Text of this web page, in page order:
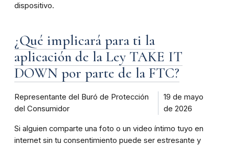
dispositivo.
¿Qué implicará para ti la
aplicación de la Ley TAKE IT
DOWN por parte de la FTC?
Representante del Buró de Protección
del Consumidor
19 de mayo
de 2026
Si alguien comparte una foto o un video íntimo tuyo en
internet sin tu consentimiento puede ser estresante y